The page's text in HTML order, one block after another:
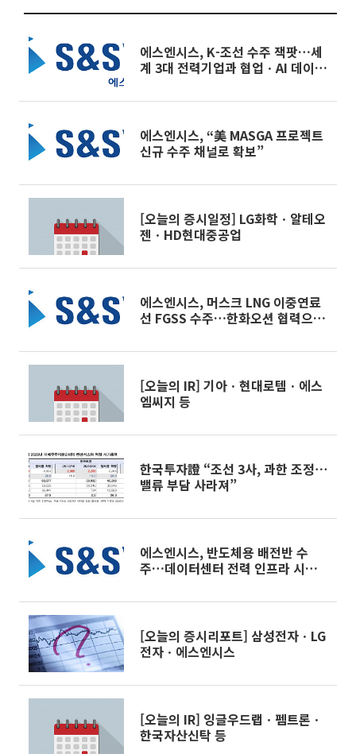
에스엔시스, K-조선 수주 잭팟…세
계 3대 전력기업과 협업ㆍAI 데이터
에스엔시스, “美 MASGA 프로젝트
신규 수주 채널로 확보”
[오늘의 증시일정] LG화학ㆍ알테오
젠ㆍHD현대중공업
에스엔시스, 머스크 LNG 이중연료
선 FGSS 수주…한화오션 협력으로
[오늘의 IR] 기아ㆍ현대로템ㆍ에스
엠씨지 등
한국투자證 “조선 3사, 과한 조정⋯
밸류 부담 사라져”
에스엔시스, 반도체용 배전반 수
주…데이터센터 전력 인프라 시장
[오늘의 증시리포트] 삼성전자ㆍLG
전자ㆍ에스엔시스
[오늘의 IR] 잉글우드랩ㆍ펨트론ㆍ
한국자산신탁 등